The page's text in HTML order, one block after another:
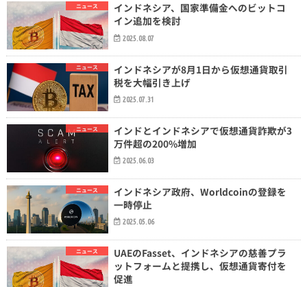
ニュース
インドネシア、国家準備金へのビットコ
イン追加を検討
2025.08.07
ニュース
インドネシアが8月1日から仮想通貨取引
税を大幅引き上げ
2025.07.31
ニュース
インドとインドネシアで仮想通貨詐欺が3
万件超の200%増加
2025.06.03
ニュース
インドネシア政府、Worldcoinの登録を
一時停止
2025.05.06
ニュース
UAEのFasset、インドネシアの慈善プラ
ットフォームと提携し、仮想通貨寄付を
促進